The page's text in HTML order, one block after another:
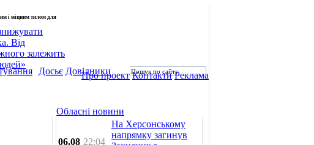
і міцним тилом для
Від
залежить
Про проект Контакти Реклама
Досьє Довідники
Обласні новини
06.08 22:04
На Херсонському
напрямку загинув